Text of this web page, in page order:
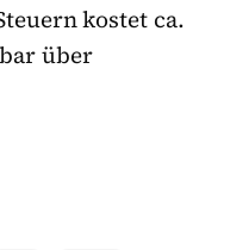
kostet ca.
über